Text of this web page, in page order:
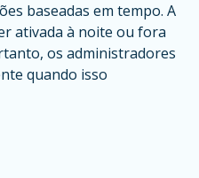
baseadas em tempo. A
ativada à noite ou fora
os administradores
quando isso